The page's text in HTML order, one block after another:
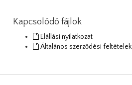
Kapcsolódó fájlok
Elállási nyilatkozat
Általános szerződési feltételek